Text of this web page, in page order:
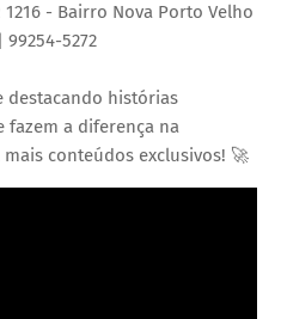
- Bairro Nova Porto Velho
99254-5272
destacando histórias
fazem a diferença na
conteúdos exclusivos! 🚀